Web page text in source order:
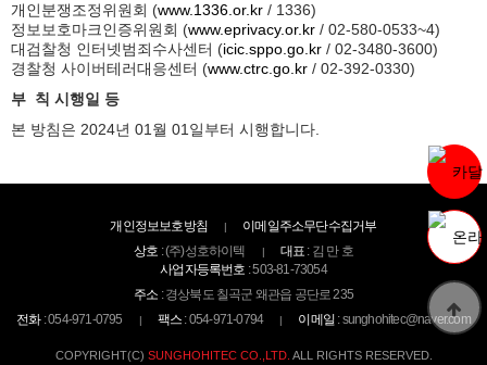
개인분쟁조정위원회 (www.1336.or.kr / 1336)
정보보호마크인증위원회 (www.eprivacy.or.kr / 02-580-0533~4)
대검찰청 인터넷범죄수사센터 (icic.sppo.go.kr / 02-3480-3600)
경찰청 사이버테러대응센터 (www.ctrc.go.kr / 02-392-0330)
부 칙 시행일 등
본 방침은 2024년 01월 01일부터 시행합니다.
개인정보보호방침
이메일주소무단수집거부
상호 : (주)성호하이텍 대표 : 김 만 호
사업자등록번호 : 503-81-73054
주소 : 경상북도 칠곡군 왜관읍 공단로 235
전화: 054-971-0795 팩스 : 054-971-0794 이메일 : sunghohitec@naver.com
COPYRIGHT(C) SUNGHOHITEC CO.,LTD. ALL RIGHTS RESERVED.